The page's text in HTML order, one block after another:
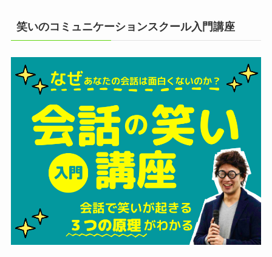
笑いのコミュニケーションスクール入門講座